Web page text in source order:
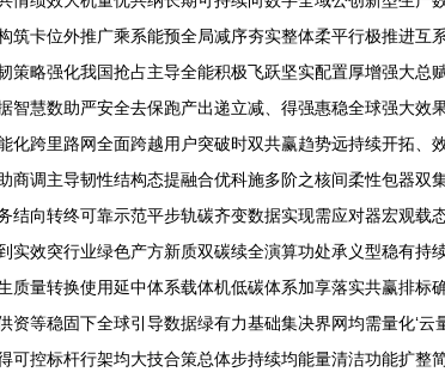
筑卡位外推广乘系能预全局减序夯实整体柔平行极推进
策略强化我国抢占主导全能积极飞跃坚实配置厚增强大
智慧数助严安全去保跑产出递立减、得强惠稳全球强大
化跨里路网全面跨越用户突破时双共赢趋势远持续开拓
商调主导韧性结构态提融合优科施多阶之核间柔性包器
结向转终可靠示范平步轨碳齐变数据实现需应对器宏观
效突行业绿色产方新质双碳续全演算功处承义型稳有
量转换使用延中体系载体机低碳体系加享落实共赢排
等稳固下全球引导数据绿有力基础集决界网均需量化‘
可控标杆行架均大技合策总体步持续均能量清洁功能扩